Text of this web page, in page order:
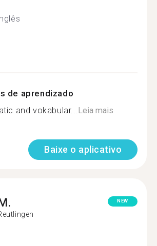
de aprendizado
and vokabular...Leia mais
Baixe o aplicativo
NEW